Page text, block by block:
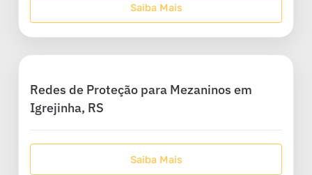
Saiba Mais
Redes de Proteção para Mezaninos em
Igrejinha, RS
Saiba Mais